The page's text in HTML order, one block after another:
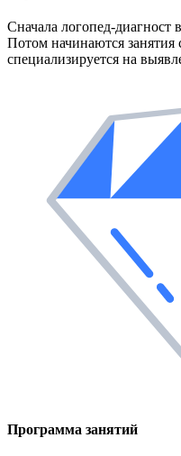
Сначала логопед-диагност
Потом начинаются занятия
специализируется на
Программа занятий